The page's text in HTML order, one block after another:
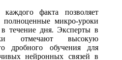
каждого факта позволяет
полноценные микро-уроки
в течение дня. Эксперты в
отмечают высокую
дробного обучения для
нейронных связей в